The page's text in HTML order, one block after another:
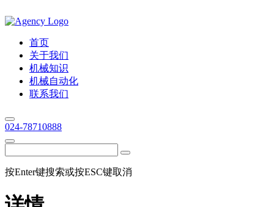
首页
关于我们
机械知识
机械自动化
联系我们
024-78710888
按Enter键搜索或按ESC键取消